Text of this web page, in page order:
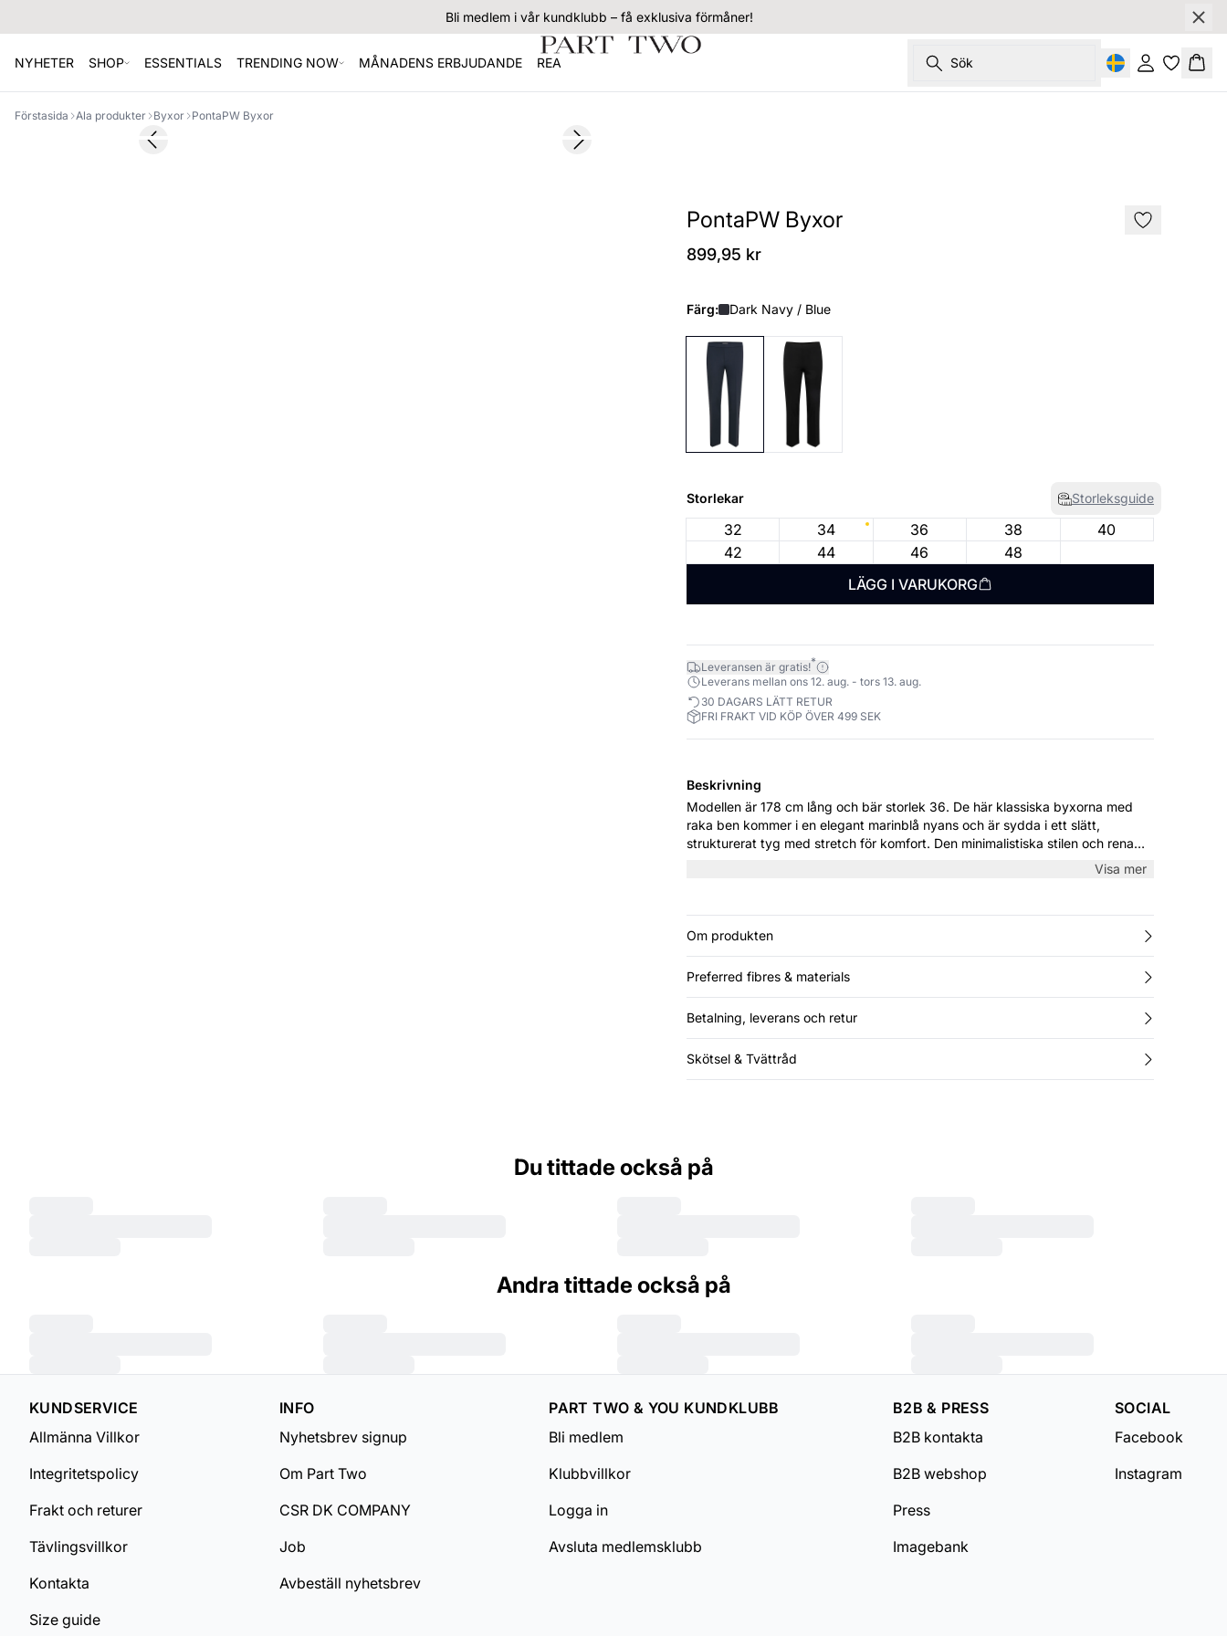
Bli medlem i vår kundklubb – få exklusiva förmåner!
NYHETER SHOP ESSENTIALS TRENDING NOW MÅNADENS ERBJUDANDE REA Sök Logga inKorg
Förstasida Ala produkter Byxor PontaPW Byxor
Previous slide Next slide
PontaPW Byxor
899,95 kr
Färg: Dark Navy / Blue
Storlekar Storleksguide
32 34 36 38
40
42
44 46
48
LÄGG I VARUKORG
Leveransen är gratis!*
Leverans mellan ons 12. aug. - tors 13. aug.
30 DAGARS LÄTT RETUR
FRI FRAKT VID KÖP ÖVER 499 SEK
Beskrivning
Modellen är 178 cm lång och bär storlek 36. De här klassiska byxorna med
raka ben kommer i en elegant marinblå nyans och är sydda i ett slätt,
strukturerat tyg med stretch för komfort. Den minimalistiska stilen och rena
skärningen gör dem perfekta både för kontoret och vardagen. Matcha med
Visa mer
Om produkten
Preferred fibres & materials
Betalning, leverans och retur
Skötsel & Tvättråd
Du tittade också på
Andra tittade också på
KUNDSERVICE
Allmänna Villkor
Integritetspolicy
Frakt och returer
Tävlingsvillkor
Kontakta
Size guide
INFO
Nyhetsbrev signup
Om Part Two
CSR DK COMPANY
Job
Avbeställ nyhetsbrev
PART TWO & YOU KUNDKLUBB
Bli medlem
Klubbvillkor
Logga in
Avsluta medlemsklubb
B2B & PRESS
B2B kontakta
B2B webshop
Press
Imagebank
SOCIAL
Facebook
Instagram